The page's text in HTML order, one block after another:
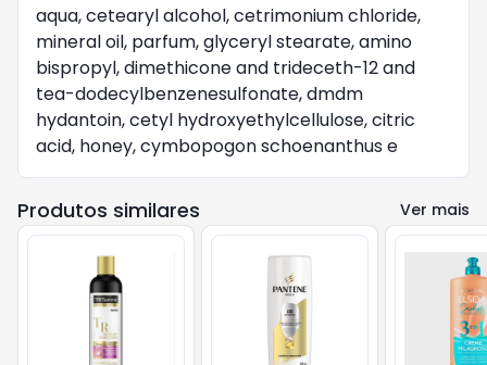
aqua, cetearyl alcohol, cetrimonium chloride,
mineral oil, parfum, glyceryl stearate, amino
bispropyl, dimethicone and trideceth-12 and
tea-dodecylbenzenesulfonate, dmdm
hydantoin, cetyl hydroxyethylcellulose, citric
acid, honey, cymbopogon schoenanthus e
Produtos similares Ver mais